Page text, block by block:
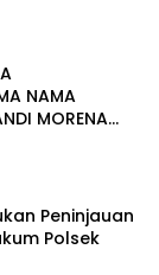
NAMA
MORENA
SERET
KE PENJARA
Peninjauan
Polsek